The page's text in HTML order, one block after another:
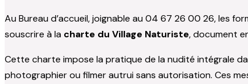
Au Bureau d’accueil, joignable au 04 67 26 00 26, les
souscrire à la charte du Village Naturiste, document
Cette charte impose la pratique de la nudité intégrale
photographier ou filmer autrui sans autorisation. Ces